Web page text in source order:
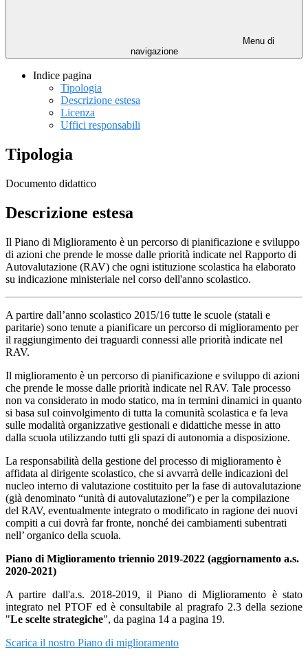
Menu di
navigazione
Indice pagina
Tipologia
Descrizione estesa
Licenza
Uffici responsabili
Tipologia
Documento didattico
Descrizione estesa
Il Piano di Miglioramento è un percorso di pianificazione e sviluppo
di azioni che prende le mosse dalle priorità indicate nel Rapporto di
Autovalutazione (RAV) che ogni istituzione scolastica ha elaborato
su indicazione ministeriale nel corso dell'anno scolastico.
A partire dall’anno scolastico 2015/16 tutte le scuole (statali e
paritarie) sono tenute a pianificare un percorso di miglioramento per
il raggiungimento dei traguardi connessi alle priorità indicate nel
RAV.
Il miglioramento è un percorso di pianificazione e sviluppo di azioni
che prende le mosse dalle priorità indicate nel RAV. Tale processo
non va considerato in modo statico, ma in termini dinamici in quanto
si basa sul coinvolgimento di tutta la comunità scolastica e fa leva
sulle modalità organizzative gestionali e didattiche messe in atto
dalla scuola utilizzando tutti gli spazi di autonomia a disposizione.
La responsabilità della gestione del processo di miglioramento è
affidata al dirigente scolastico, che si avvarrà delle indicazioni del
nucleo interno di valutazione costituito per la fase di autovalutazione
(già denominato “unità di autovalutazione”) e per la compilazione
del RAV, eventualmente integrato o modificato in ragione dei nuovi
compiti a cui dovrà far fronte, nonché dei cambiamenti subentrati
nell’ organico della scuola.
Piano di Miglioramento triennio 2019-2022 (aggiornamento a.s.
2020-2021)
A partire dall'a.s. 2018-2019, il Piano di Miglioramento è stato
integrato nel PTOF ed è consultabile al pragrafo 2.3 della sezione
"Le scelte strategiche", da pagina 14 a pagina 19.
Scarica il nostro Piano di miglioramento